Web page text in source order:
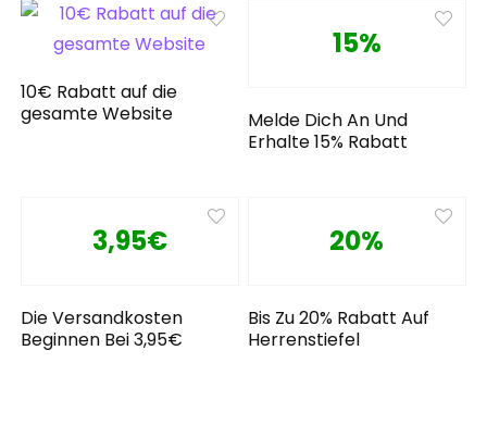
10€ Rabatt auf die
gesamte Website
15%
Melde Dich An Und
Erhalte 15% Rabatt
3,95€
Die Versandkosten
Beginnen Bei 3,95€
20%
Bis Zu 20% Rabatt Auf
Herrenstiefel